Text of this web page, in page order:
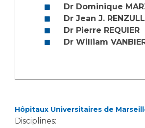
Dr Dominique
Dr Jean J.
Dr Pierre REQUIER
Dr William
Hôpitaux Universitaires de
Disciplines: